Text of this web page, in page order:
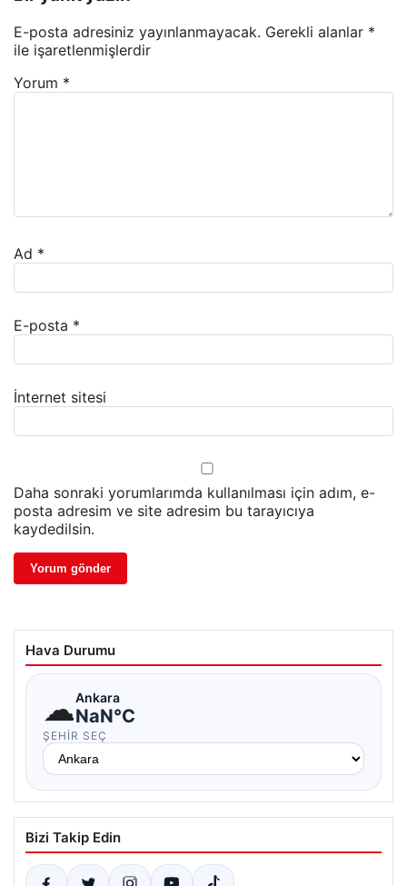
E-posta adresiniz yayınlanmayacak. Gerekli alanlar *
ile işaretlenmişlerdir
Yorum *
Ad *
E-posta *
İnternet sitesi
Daha sonraki yorumlarımda kullanılması için adım, e-
posta adresim ve site adresim bu tarayıcıya
kaydedilsin.
Hava Durumu
☁Ankara
NaN°C
ŞEHIR SEÇ
Bizi Takip Edin